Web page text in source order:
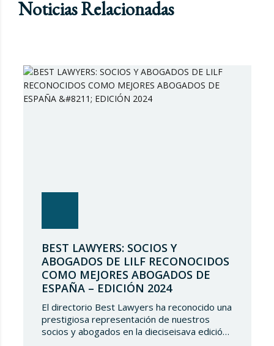
Noticias Relacionadas
BEST LAWYERS: SOCIOS Y
ABOGADOS DE LILF RECONOCIDOS
COMO MEJORES ABOGADOS DE
ESPAÑA – EDICIÓN 2024
El directorio Best Lawyers ha reconocido una
prestigiosa representación de nuestros
socios y abogados en la dieciseisava edición